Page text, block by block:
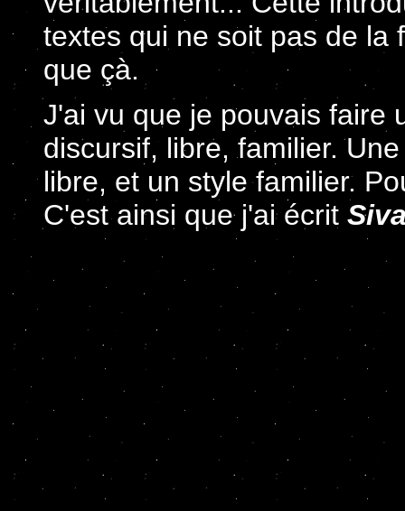
textes qui ne soit pas de la
que çà.
J'ai vu que je pouvais faire
discursif, libre, familier.
libre, et un style familier.
C'est ainsi que j'ai écrit